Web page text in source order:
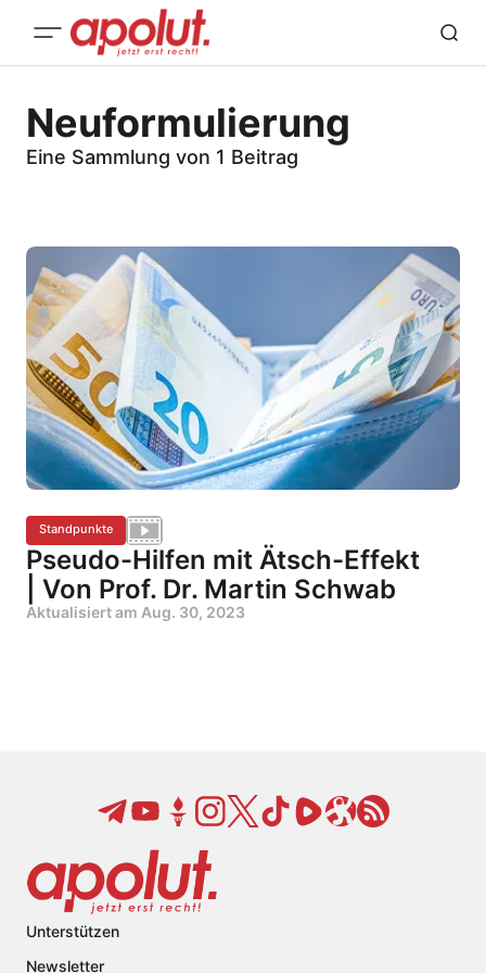
Neuformulierung
Eine Sammlung von 1 Beitrag
Standpunkte
Pseudo-Hilfen mit Ätsch-Effekt
| Von Prof. Dr. Martin Schwab
Aktualisiert am Aug. 30, 2023
Unterstützen
Newsletter